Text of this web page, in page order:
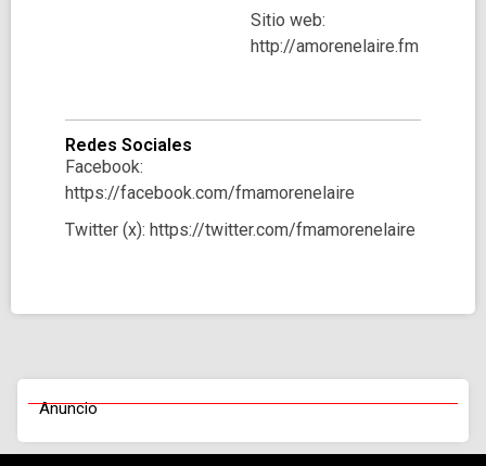
Sitio web:
http://amorenelaire.fm
Redes Sociales
Facebook:
https://facebook.com/fmamorenelaire
Twitter (x): https://twitter.com/fmamorenelaire
Anuncio